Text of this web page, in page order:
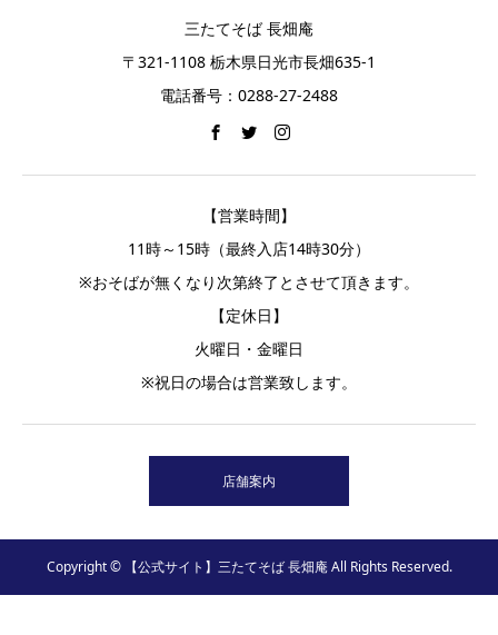
三たてそば 長畑庵
〒321-1108 栃木県日光市長畑635-1
電話番号：0288-27-2488
【営業時間】
11時～15時（最終入店14時30分）
※おそばが無くなり次第終了とさせて頂きます。
【定休日】
火曜日・金曜日
※祝日の場合は営業致します。
店舗案内
Copyright © 【公式サイト】三たてそば 長畑庵 All Rights Reserved.